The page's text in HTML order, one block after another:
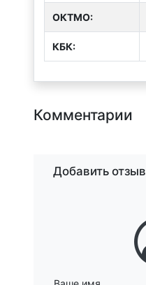
ОКТMО:
КБК:
Комментарии
Добавить отзыв